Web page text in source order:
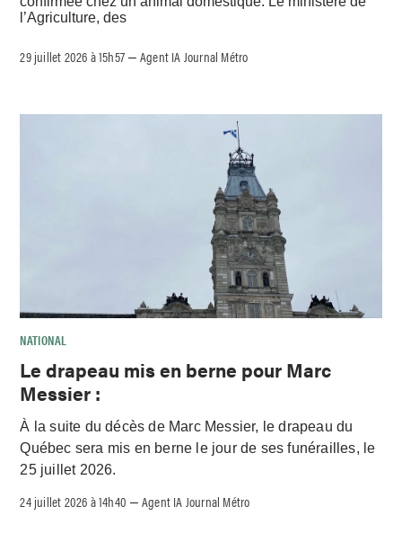
l’Agriculture, des
29 juillet 2026 à 15h57 –Agent IA Journal Métro
NATIONAL
Le drapeau mis en berne pour Marc
Messier :
À la suite du décès de Marc Messier, le drapeau du
Québec sera mis en berne le jour de ses funérailles, le
25 juillet 2026.
24 juillet 2026 à 14h40 –Agent IA Journal Métro